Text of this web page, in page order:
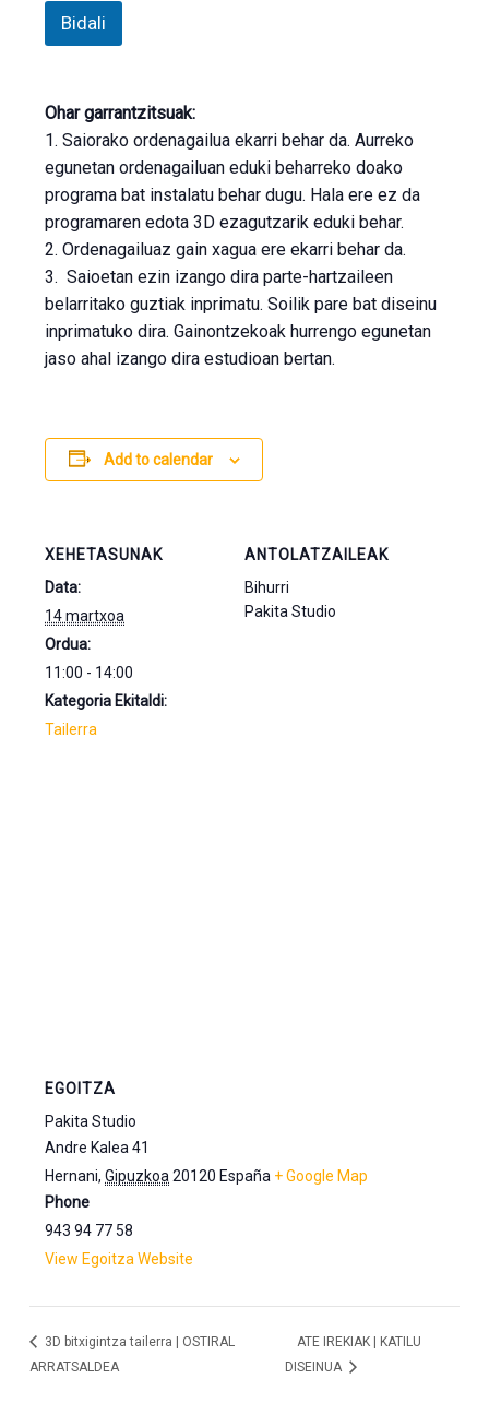
Bidali
Ohar garrantzitsuak:
1. Saiorako ordenagailua ekarri behar da. Aurreko
egunetan ordenagailuan eduki beharreko doako
programa bat instalatu behar dugu. Hala ere ez da
programaren edota 3D ezagutzarik eduki behar.
2. Ordenagailuaz gain xagua ere ekarri behar da.
3. Saioetan ezin izango dira parte-hartzaileen
belarritako guztiak inprimatu. Soilik pare bat diseinu
inprimatuko dira. Gainontzekoak hurrengo egunetan
jaso ahal izango dira estudioan bertan.
Add to calendar
XEHETASUNAK
Data:
14 martxoa
Ordua:
11:00 - 14:00
Kategoria Ekitaldi:
Tailerra
ANTOLATZAILEAK
Bihurri
Pakita Studio
EGOITZA
Pakita Studio
Andre Kalea 41
Hernani, Gipuzkoa 20120 España + Google Map
Phone
943 94 77 58
View Egoitza Website
3D bitxigintza tailerra | OSTIRAL
ARRATSALDEA
ATE IREKIAK | KATILU
DISEINUA